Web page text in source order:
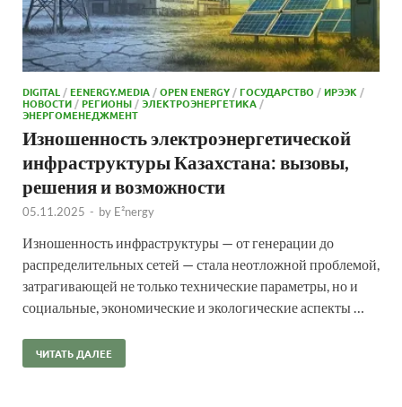
DIGITAL /EENERGY.MEDIA /OPEN ENERGY /ГОСУДАРСТВО /ИРЭЭК /
НОВОСТИ /РЕГИОНЫ /ЭЛЕКТРОЭНЕРГЕТИКА /
ЭНЕРГОМЕНЕДЖМЕНТ
Изношенность электроэнергетической
инфраструктуры Казахстана: вызовы,
решения и возможности
05.11.2025 - by E²nergy
Изношенность инфраструктуры — от генерации до
распределительных сетей — стала неотложной проблемой,
затрагивающей не только технические параметры, но и
социальные, экономические и экологические аспекты …
ЧИТАТЬ ДАЛЕЕ